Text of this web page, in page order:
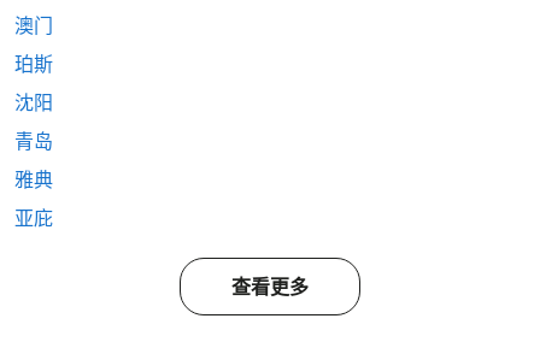
澳门
珀斯
沈阳
青岛
雅典
亚庇
查看更多